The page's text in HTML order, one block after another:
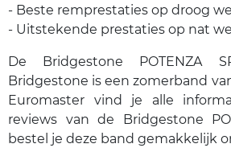
- Beste remprestaties op droog
- Uitstekende prestaties op nat
De Bridgestone POTENZA
Bridgestone is een zomerband
Euromaster vind je alle
reviews van de Bridgestone
bestel je deze band gemakkelijk